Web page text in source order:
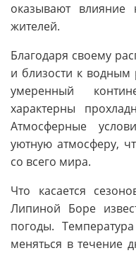
оказывают
жителей.
Благодаря своему
и близости к
умеренный
характерны
Атмосферные
уютную атмосферу,
со всего мира.
Что касается
Липиной Боре
погоды.
меняться в течение